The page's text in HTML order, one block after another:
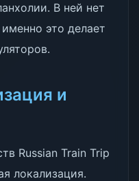
В ней нет
это делает
и
Russian Train Trip
локализация.